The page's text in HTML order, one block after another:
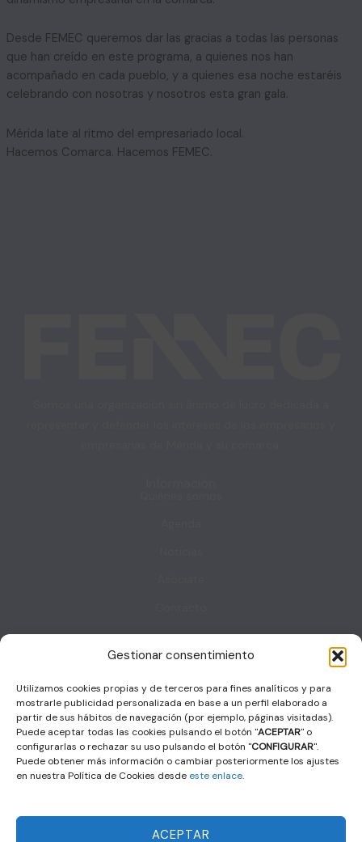
Gestionar consentimiento
Utilizamos cookies propias y de terceros para fines analíticos y para
mostrarle publicidad personalizada en base a un perfil elaborado a
partir de sus hábitos de navegación (por ejemplo, páginas visitadas).
Puede aceptar todas las cookies pulsando el botón "ACEPTAR" o
configurarlas o rechazar su uso pulsando el botón "CONFIGURAR".
Puede obtener más información o cambiar posteriormente los ajustes
en nuestra Política de Cookies desde este enlace.
ACEPTAR
Desde FEMEC queremos dar las gracias a todas las personas
que han creído en este programa, a quienes nos han
acompañado en cada pueblo, y a quienes esa noche estaréis
celebrando con nosotras y nosotros esta gran gala.
Mérida late al ritmo del empresariado local.
Hacemos Comarca. Hacemos FEMEC.
Contacto
coordinacion@femec.es
F
a
c
e
b
o
o
k
X
-
t
w
i
t
t
e
r
I
n
s
t
a
g
r
a
m
L
i
n
k
e
d
i
n